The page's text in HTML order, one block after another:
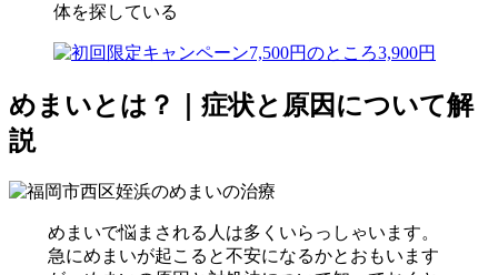
体を探している
めまいとは？｜症状と原因について解
説
めまいで悩まされる人は多くいらっしゃいます。
急にめまいが起こると不安になるかとおもいます